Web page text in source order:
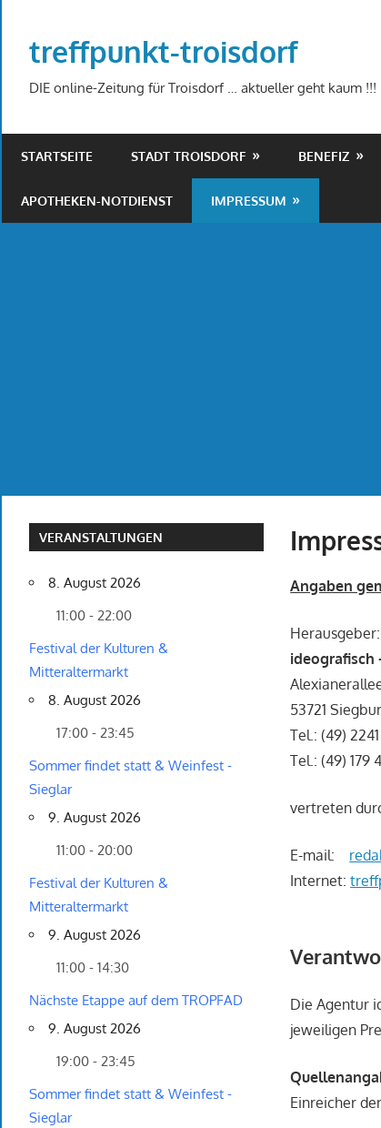
springen
treffpunkt-troisdorf
DIE online-Zeitung für Troisdorf … aktueller geht kaum !!!
STARTSEITE STADT TROISDORF BENEFIZ
APOTHEKEN-NOTDIENST IMPRESSUM
Angaben
Herausgeber:
ideografisch
53721
Tel.: (49)
Tel.: (49) 179
vertreten
E-mail:
Internet:
Die Agentur
jeweiligen
Einreicher
VERANSTALTUNGEN
8. August 2026
11:00 - 22:00
Festival der Kulturen &
Mitteraltermarkt
8. August 2026
17:00 - 23:45
Sommer findet statt & Weinfest -
Sieglar
9. August 2026
11:00 - 20:00
Festival der Kulturen &
Mitteraltermarkt
9. August 2026
11:00 - 14:30
Nächste Etappe auf dem TROPFAD
9. August 2026
19:00 - 23:45
Sommer findet statt & Weinfest -
Sieglar